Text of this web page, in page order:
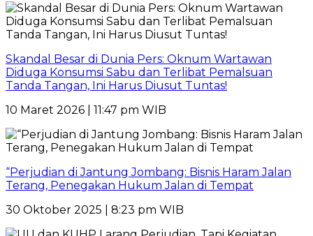
Skandal Besar di Dunia Pers: Oknum Wartawan
Diduga Konsumsi Sabu dan Terlibat Pemalsuan
Tanda Tangan, Ini Harus Diusut Tuntas!
10 Maret 2026 | 11:47 pm WIB
“Perjudian di Jantung Jombang: Bisnis Haram Jalan
Terang, Penegakan Hukum Jalan di Tempat
30 Oktober 2025 | 8:23 pm WIB